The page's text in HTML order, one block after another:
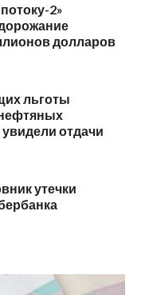
2»
долларов
льготы
отдачи
утечки